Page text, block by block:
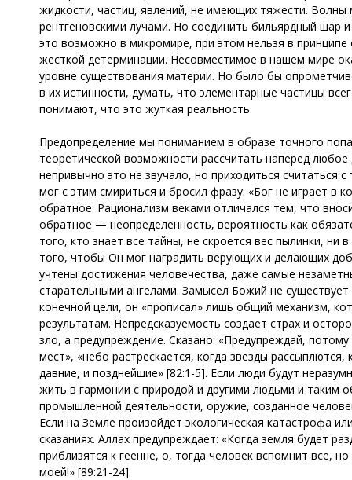
жидкости, частиц, явлений, не имеющих тяжести. Волны
рентгеновскими лучами. Но соединить бильярдный
это возможно в микромире, при этом нельзя в
жесткой детерминации. Несовместимое в нашем мире
уровне существования материи. Но было бы
в их истинности, думать, что элементарные частицы
понимают, что это жуткая реальность.
Предопределение мы пониманием в образе точного
теоретической возможности рассчитать наперед
непривычно это не звучало, но приходиться считаться
мог с этим смириться и бросил фразу: «Бог не играет
обратное. Рационализм веками отличался тем, что
обратное — неопределенность, вероятность как
того, кто знает все тайны, не скроется вес пылинки,
того, чтобы Он мог наградить верующих и делающих
учтены достижения человечества, даже самые
старательными ангелами. Замысел Божий не
конечной цели, он «прописал» лишь общий механизм,
результатам. Непредсказуемость создает страх и
зло, а предупреждение. Сказано: «Предупреждай,
мест», «небо растрескается, когда звезды
давние, и позднейшие» [82:1-5]. Если люди будут
жить в гармонии с природой и другими людьми и таким
промышленной деятельности, оружие, созданное
Если на Земле произойдет экологическая катастрофа
сказаниях. Аллах предупреждает: «Когда земля будет
приблизятся к геенне, о, тогда человек вспомнит все,
моей!» [89:21-24].